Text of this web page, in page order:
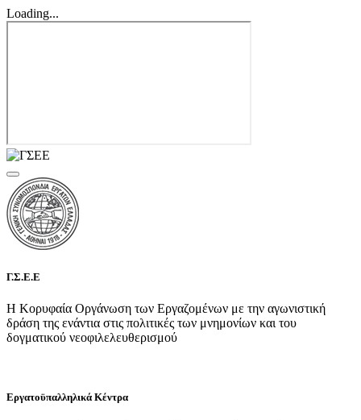
Loading...
Γ.Σ.Ε.Ε
Η Κορυφαία Οργάνωση των Εργαζομένων με την αγωνιστική
δράση της ενάντια στις πολιτικές των μνημονίων και του
δογματικού νεοφιλελευθερισμού
Εργατοϋπαλληλικά Κέντρα